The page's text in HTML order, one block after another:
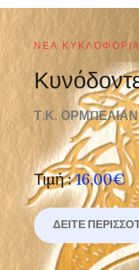
ΝΈΑ ΚΥΚΛΟΦΟΡΊΑ
Τ.Κ. ΟΡΜΠΕΛΙΑΝ
Τιμή : 16,00€
ΔΕΊΤΕ